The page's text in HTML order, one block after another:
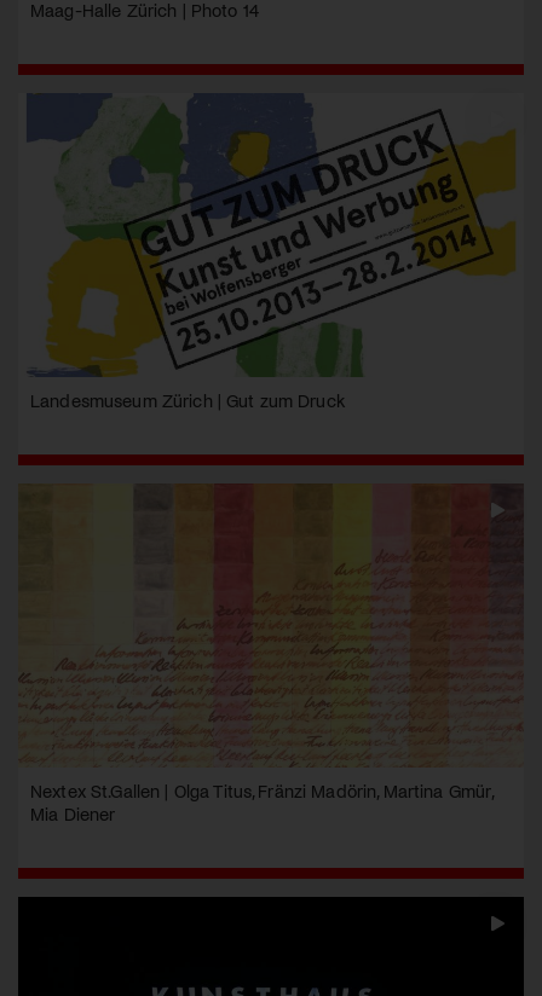
Maag-Halle Zürich | Photo 14
Landesmuseum Zürich | Gut zum Druck
Nextex St.Gallen | Olga Titus, Fränzi Madörin, Martina Gmür,
Mia Diener